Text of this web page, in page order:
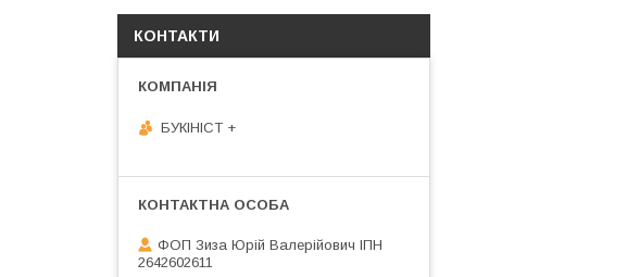
КОНТАКТИ
БУКІНІСТ +
ФОП Зиза Юрій Валерійович ІПН
2642602611